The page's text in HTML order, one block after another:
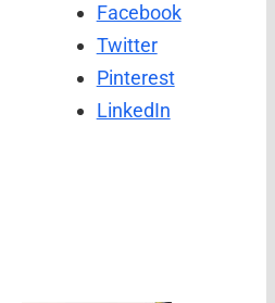
Facebook
Twitter
Pinterest
LinkedIn